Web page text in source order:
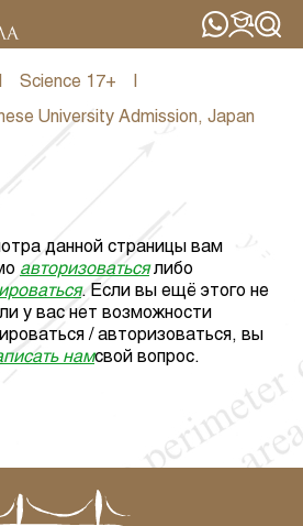
Science 17+
University Admission, Japan
данной страницы вам
авторизоваться либо
. Если вы ещё этого не
у вас нет возможности
/ авторизоваться, вы
намсвой вопрос.